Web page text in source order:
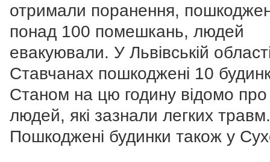
отримали поранення,
понад 100 помешкань, людей
евакуювали. У Львівській
Ставчанах пошкоджені 10
Станом на цю годину відомо про
людей, які зазнали легких травм.
Пошкоджені будинки також у